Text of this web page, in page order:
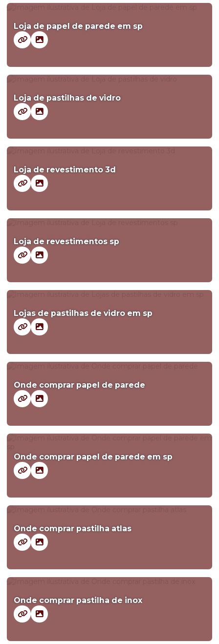
Loja de papel de parede em sp
Loja de pastilhas de vidro
Loja de revestimento 3d
Loja de revestimentos sp
Lojas de pastilhas de vidro em sp
Onde comprar papel de parede
Onde comprar papel de parede em sp
Onde comprar pastilha atlas
Onde comprar pastilha de inox